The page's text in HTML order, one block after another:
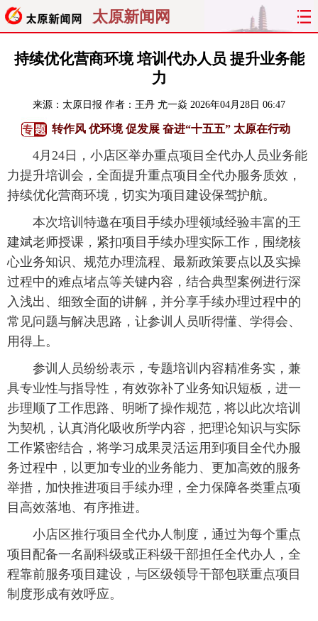
太原新闻网
首页 聚焦 太原 山西
纵横 曝光 综合 专题
旅游 理财 政务 教育
看天下 晋月读 最太原 网罗民生
太原日报 太原晚报 热评 社区
持续优化营商环境 培训代办人员 提升业务能
力
来源： 太原日报 作者：王丹 尤一焱 2026年04月28日 06:47
转作风 优环境 促发展 奋进“十五五” 太原在行动
4月24日，小店区举办重点项目全代办人员业务能
力提升培训会，全面提升重点项目全代办服务质效，
持续优化营商环境，切实为项目建设保驾护航。
本次培训特邀在项目手续办理领域经验丰富的王
建斌老师授课，紧扣项目手续办理实际工作，围绕核
心业务知识、规范办理流程、最新政策要点以及实操
过程中的难点堵点等关键内容，结合典型案例进行深
入浅出、细致全面的讲解，并分享手续办理过程中的
常见问题与解决思路，让参训人员听得懂、学得会、
用得上。
参训人员纷纷表示，专题培训内容精准务实，兼
具专业性与指导性，有效弥补了业务知识短板，进一
步理顺了工作思路、明晰了操作规范，将以此次培训
为契机，认真消化吸收所学内容，把理论知识与实际
工作紧密结合，将学习成果灵活运用到项目全代办服
务过程中，以更加专业的业务能力、更加高效的服务
举措，加快推进项目手续办理，全力保障各类重点项
目高效落地、有序推进。
小店区推行项目全代办人制度，通过为每个重点
项目配备一名副科级或正科级干部担任全代办人，全
程靠前服务项目建设，与区级领导干部包联重点项目
制度形成有效呼应。